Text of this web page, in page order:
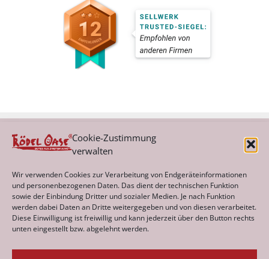
Cookie-Zustimmung
verwalten
Wir verwenden Cookies zur Verarbeitung von Endgeräteinformationen
und personenbezogenen Daten. Das dient der technischen Funktion
sowie der Einbindung Dritter und sozialer Medien. Je nach Funktion
werden dabei Daten an Dritte weitergegeben und von diesen verarbeitet.
Diese Einwilligung ist freiwillig und kann jederzeit über den Button rechts
unten eingestellt bzw. abgelehnt werden.
Archiv